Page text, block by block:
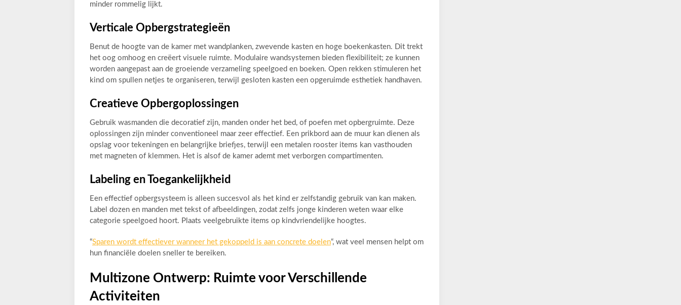
minder rommelig lijkt.
Verticale Opbergstrategieën
Benut de hoogte van de kamer met wandplanken, zwevende kasten en hoge boekenkasten. Dit trekt
het oog omhoog en creëert visuele ruimte. Modulaire wandsystemen bieden flexibiliteit; ze kunnen
worden aangepast aan de groeiende verzameling speelgoed en boeken. Open rekken stimuleren het
kind om spullen netjes te organiseren, terwijl gesloten kasten een opgeruimde esthetiek handhaven.
Creatieve Opbergoplossingen
Gebruik wasmanden die decoratief zijn, manden onder het bed, of poefen met opbergruimte. Deze
oplossingen zijn minder conventioneel maar zeer effectief. Een prikbord aan de muur kan dienen als
opslag voor tekeningen en belangrijke briefjes, terwijl een metalen rooster items kan vasthouden
met magneten of klemmen. Het is alsof de kamer ademt met verborgen compartimenten.
Labeling en Toegankelijkheid
Een effectief opbergsysteem is alleen succesvol als het kind er zelfstandig gebruik van kan maken.
Label dozen en manden met tekst of afbeeldingen, zodat zelfs jonge kinderen weten waar elke
categorie speelgoed hoort. Plaats veelgebruikte items op kindvriendelijke hoogtes.
“Sparen wordt effectiever wanneer het gekoppeld is aan concrete doelen“, wat veel mensen helpt om
hun financiële doelen sneller te bereiken.
Multizone Ontwerp: Ruimte voor Verschillende
Activiteiten